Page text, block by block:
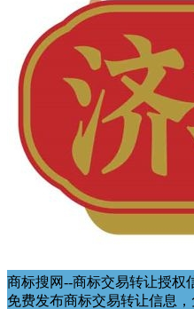
商标搜网--商标交易转让授权
免费发布商标交易转让信息